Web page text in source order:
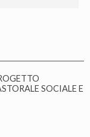
SOCIALE E